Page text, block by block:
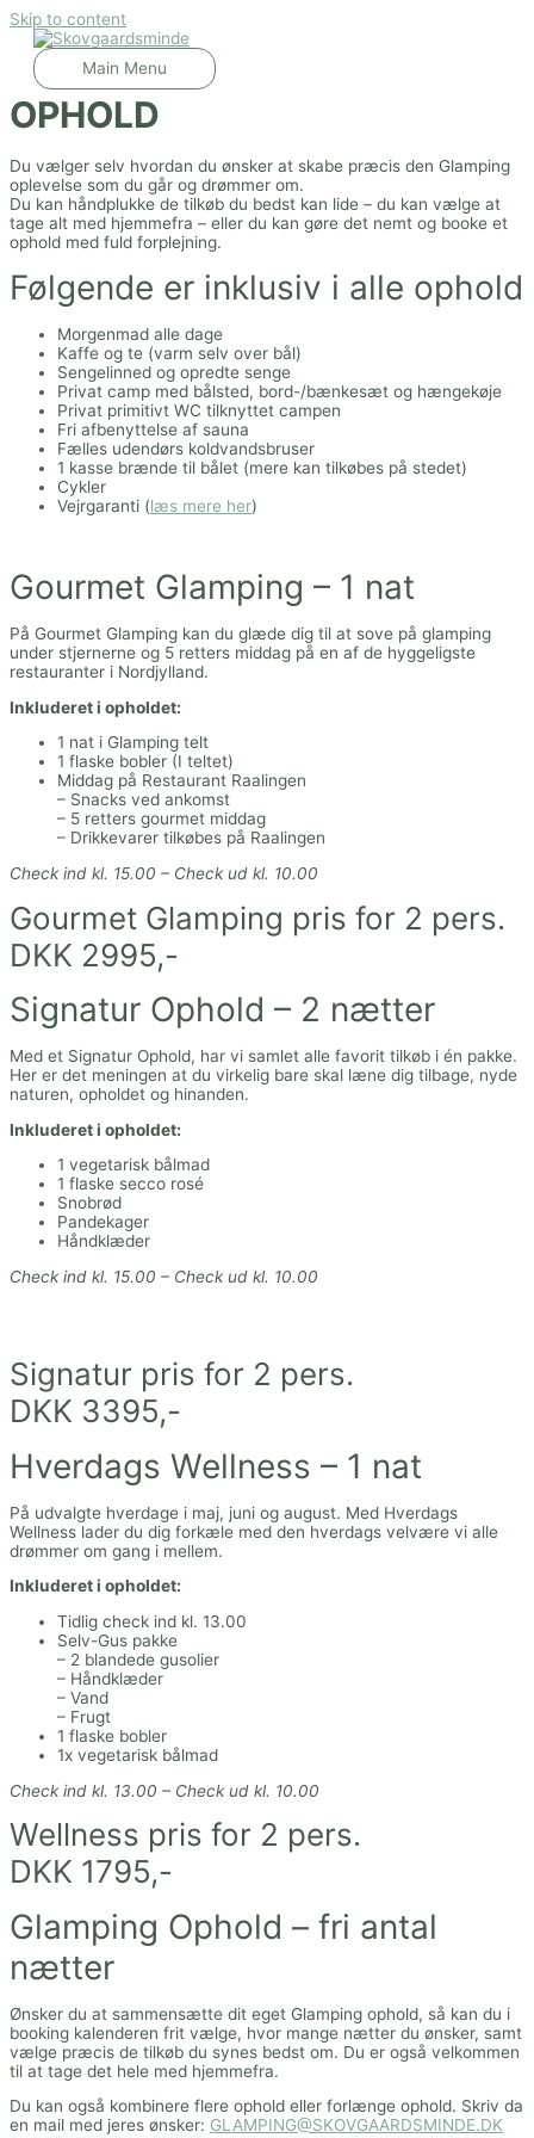
Skip to content
Main Menu
OPHOLD
Du vælger selv hvordan du ønsker at skabe præcis den Glamping
oplevelse som du går og drømmer om.
Du kan håndplukke de tilkøb du bedst kan lide – du kan vælge at
tage alt med hjemmefra – eller du kan gøre det nemt og booke et
ophold med fuld forplejning.
Følgende er inklusiv i alle ophold
Morgenmad alle dage
Kaffe og te (varm selv over bål)
Sengelinned og opredte senge
Privat camp med bålsted, bord-/bænkesæt og hængekøje
Privat primitivt WC tilknyttet campen
Fri afbenyttelse af sauna
Fælles udendørs koldvandsbruser
1 kasse brænde til bålet (mere kan tilkøbes på stedet)
Cykler
Vejrgaranti (læs mere her)
Gourmet Glamping – 1 nat
På Gourmet Glamping kan du glæde dig til at sove på glamping
under stjernerne og 5 retters middag på en af de hyggeligste
restauranter i Nordjylland.
Inkluderet i opholdet:
1 nat i Glamping telt
1 flaske bobler (I teltet)
Middag på Restaurant Raalingen
– Snacks ved ankomst
– 5 retters gourmet middag
– Drikkevarer tilkøbes på Raalingen
Check ind kl. 15.00 – Check ud kl. 10.00
Gourmet Glamping pris for 2 pers.
DKK 2995,-
Signatur Ophold – 2 nætter
Med et Signatur Ophold, har vi samlet alle favorit tilkøb i én pakke.
Her er det meningen at du virkelig bare skal læne dig tilbage, nyde
naturen, opholdet og hinanden.
Inkluderet i opholdet:
1 vegetarisk bålmad
1 flaske secco rosé
Snobrød
Pandekager
Håndklæder
Check ind kl. 15.00 – Check ud kl. 10.00
Signatur pris for 2 pers.
DKK 3395,-
Hverdags Wellness – 1 nat
På udvalgte hverdage i maj, juni og august. Med Hverdags
Wellness lader du dig forkæle med den hverdags velvære vi alle
drømmer om gang i mellem.
Inkluderet i opholdet:
Tidlig check ind kl. 13.00
Selv-Gus pakke
– 2 blandede gusolier
– Håndklæder
– Vand
– Frugt
1 flaske bobler
1x vegetarisk bålmad
Check ind kl. 13.00 – Check ud kl. 10.00
Wellness pris for 2 pers.
DKK 1795,-
Glamping Ophold – fri antal
nætter
Ønsker du at sammensætte dit eget Glamping ophold, så kan du i
booking kalenderen frit vælge, hvor mange nætter du ønsker, samt
vælge præcis de tilkøb du synes bedst om. Du er også velkommen
til at tage det hele med hjemmefra.
Du kan også kombinere flere ophold eller forlænge ophold. Skriv da
en mail med jeres ønsker: GLAMPING@SKOVGAARDSMINDE.DK